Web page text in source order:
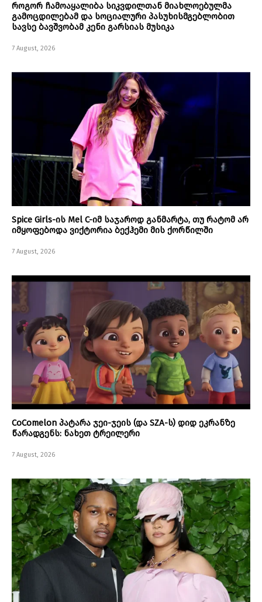
როგორ ჩამოაყალიბა სიკვდილთან მიახლოებულმა
გამოცდილებამ და სოციალური პასუხისმგებლობით
სავსე ბავშვობამ კენი გარსიას მუსიკა
7 August, 2026
Spice Girls-ის Mel C-იმ საჯაროდ განმარტა, თუ რატომ არ
იმყოფებოდა ვიქტორია ბექჰემი მის ქორწილში
7 August, 2026
CoComelon პატარა ჯეი-ჯეის (და SZA-ს) დიდ ეკრანზე
წარადგენს: ნახეთ ტრეილერი
7 August, 2026